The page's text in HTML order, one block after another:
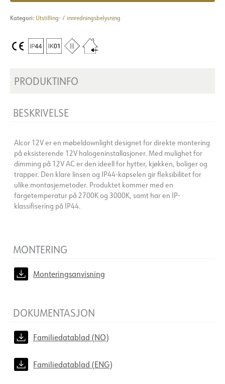
Kategori: Utstilling- / innredningsbelysning
PRODUKTINFO
BESKRIVELSE
Alcor 12V er en møbeldownlight designet for direkte montering
på eksisterende 12V halogeninstallasjoner. Med mulighet for
dimming på 12V AC er den ideell for hytter, kjøkken, boliger og
trapper. Den klare linsen og IP44-kapselen gir fleksibilitet for
ulike montasjemetoder. Produktet kommer med en
fargetemperatur på 2700K og 3000K, samt har en IP-
klassifisering på IP44.
MONTERING
Monteringsanvisning
DOKUMENTASJON
Familiedatablad (NO)
Familiedatablad (ENG)